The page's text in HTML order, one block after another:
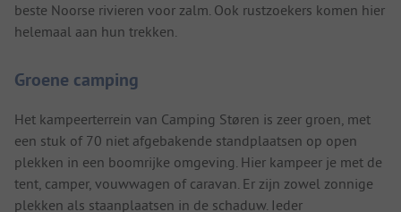
beste Noorse rivieren voor zalm. Ook rustzoekers komen hier
helemaal aan hun trekken.
Groene camping
Het kampeerterrein van Camping Støren is zeer groen, met
een stuk of 70 niet afgebakende standplaatsen op open
plekken in een boomrijke omgeving. Hier kampeer je met de
tent, camper, vouwwagen of caravan. Er zijn zowel zonnige
plekken als staanplaatsen in de schaduw. Ieder